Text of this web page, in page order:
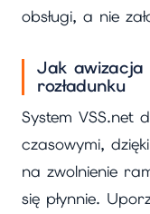
obsługi, a nie
Jak awizacja
rozładunku
System VSS.net
czasowymi,
na zwolnienie
się płynnie.